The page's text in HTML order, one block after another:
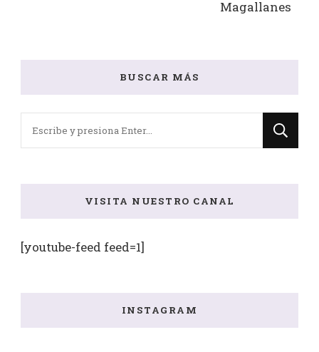
BUSCAR MÁS
VISITA NUESTRO CANAL
[youtube-feed feed=1]
INSTAGRAM